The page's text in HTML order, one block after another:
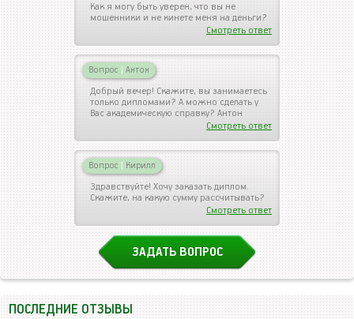
Как я могу быть уверен, что вы не
мошенники и не кинете меня на деньги?
Смотреть ответ
Вопрос | Антон
Добрый вечер! Скажите, вы занимаетесь
только дипломами? А можно сделать у
Вас академическую справку? Антон
Смотреть ответ
Вопрос | Кирилл
Здравствуйте! Хочу заказать диплом.
Скажите, на какую сумму рассчитывать?
Смотреть ответ
ЗАДАТЬ ВОПРОС
ПОСЛЕДНИЕ ОТЗЫВЫ